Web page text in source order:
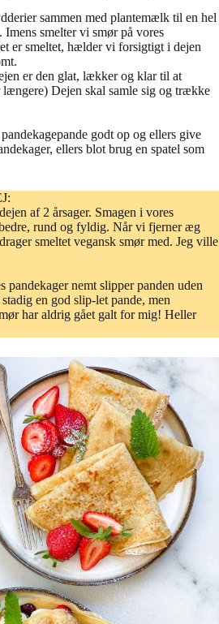
sammen med plantemælk til en hel
smelter vi smør på vores
er smeltet, hælder vi forsigtigt i dejen
er den glat, lækker og klar til at
Dejen skal samle sig og trække
godt op og ellers give
ellers blot brug en spatel som
af 2 årsager. Smagen i vores
rund og fyldig. Når vi fjerner æg
smeltet vegansk smør med. Jeg ville
pandekager nemt slipper panden uden
en god slip-let pande, men
har aldrig gået galt for mig! Heller